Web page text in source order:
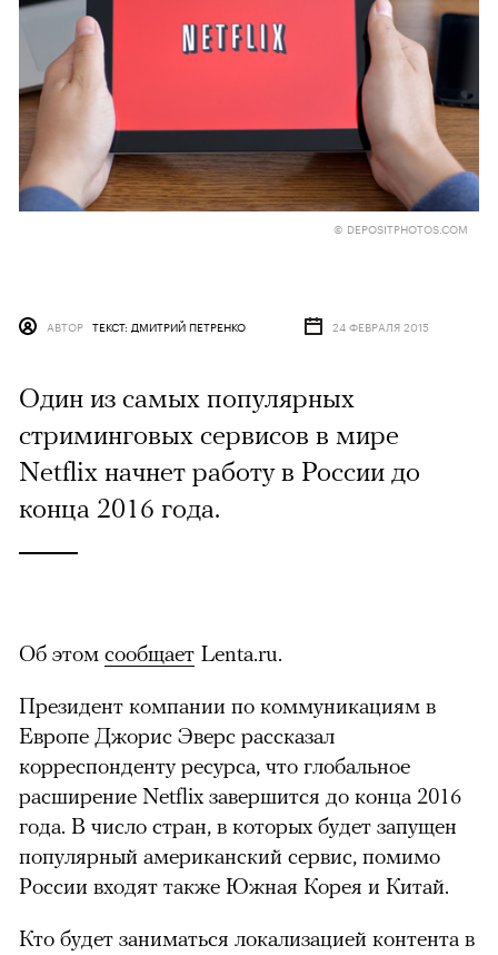
© DEPOSITPHOTOS.COM
АВТОР ТЕКСТ: ДМИТРИЙ ПЕТРЕНКО 24 ФЕВРАЛЯ 2015
Один из самых популярных
стриминговых сервисов в мире
Netflix начнет работу в России до
конца 2016 года.
Об этом сообщает Lenta.ru.
Президент компании по коммуникациям в
Европе Джорис Эверс рассказал
корреспонденту ресурса, что глобальное
расширение Netflix завершится до конца 2016
года. В число стран, в которых будет запущен
популярный американский сервис, помимо
России входят также Южная Корея и Китай.
Кто будет заниматься локализацией контента в